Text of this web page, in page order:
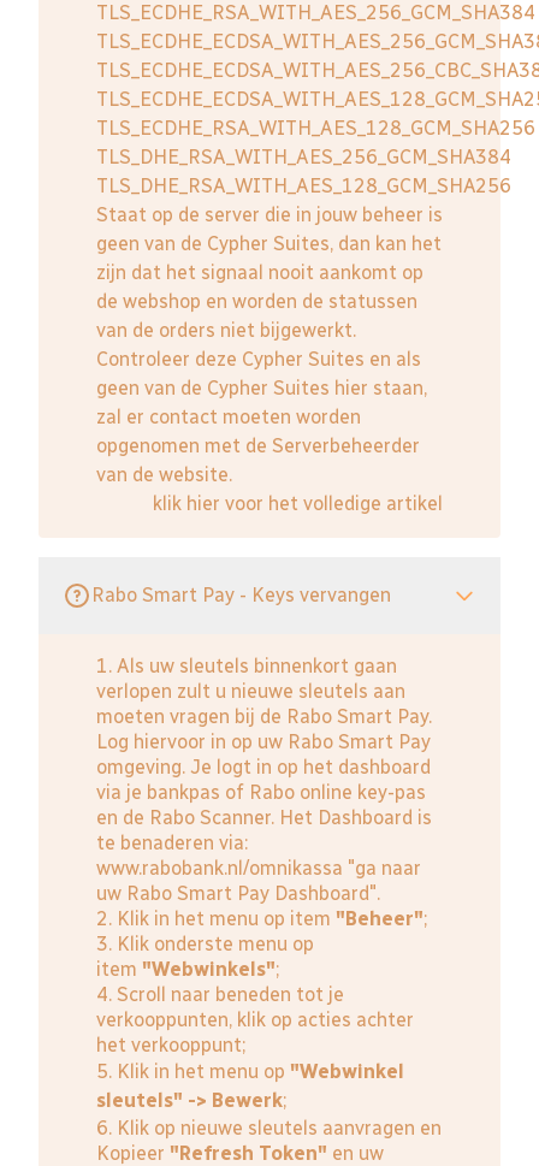
TLS_ECDHE_RSA_WITH_AES_256_GCM_SHA384
TLS_ECDHE_RSA_WITH_AES_128_GCM_SHA256
TLS_DHE_RSA_WITH_AES_256_GCM_SHA384
TLS_DHE_RSA_WITH_AES_128_GCM_SHA256
Staat op de server die in jouw beheer is
geen van de Cypher Suites, dan kan het
zijn dat het signaal nooit aankomt op
de webshop en worden de statussen
van de orders niet bijgewerkt.
Controleer deze Cypher Suites en als
geen van de Cypher Suites hier staan,
zal er contact moeten worden
opgenomen met de Serverbeheerder
van de website.
klik hier voor het volledige artikel
Rabo Smart Pay - Keys vervangen
1. Als uw sleutels binnenkort gaan
verlopen zult u nieuwe sleutels aan
moeten vragen bij de Rabo Smart Pay.
Log hiervoor in op uw Rabo Smart Pay
omgeving. Je logt in op het dashboard
via je bankpas of Rabo online key-pas
en de Rabo Scanner. Het Dashboard is
te benaderen via:
www.rabobank.nl/omnikassa "ga naar
uw Rabo Smart Pay Dashboard".
2. Klik in het menu op item "Beheer";
3. Klik onderste menu op
item "Webwinkels";
4. Scroll naar beneden tot je
verkooppunten, klik op acties achter
het verkooppunt;
5. Klik in het menu op "Webwinkel
sleutels" -> Bewerk;
6. Klik op nieuwe sleutels aanvragen en
Kopieer "Refresh Token" en uw